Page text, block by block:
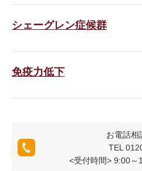
シェーグレン症候群
免疫力低下
お電話相
TEL
<受付時間> 9:00～